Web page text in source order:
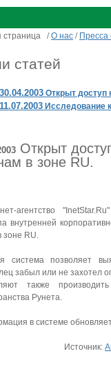
страница /О нас / Пресса
статей
30.04.2003Открыт доступ
11.07.2003Исследование
Открыт
в зоне RU.
агентство
внутренней
зоне RU.
система позволяет
забыл или не захотел
также
Рунета.
в системе
Источник: